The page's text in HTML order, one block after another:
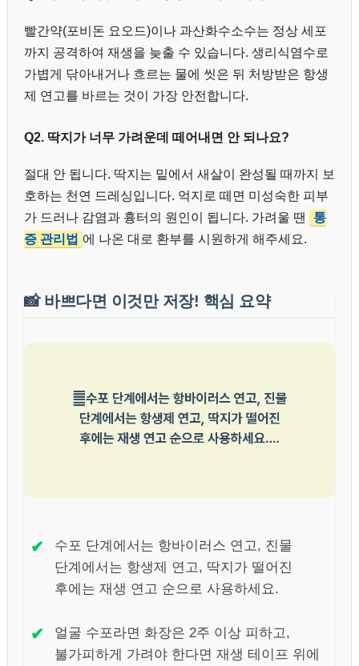
빨간약(포비돈 요오드)이나 과산화수소수는 정상 세포
까지 공격하여 재생을 늦출 수 있습니다. 생리식염수로
가볍게 닦아내거나 흐르는 물에 씻은 뒤 처방받은 항생
제 연고를 바르는 것이 가장 안전합니다.
Q2. 딱지가 너무 가려운데 떼어내면 안 되나요?
절대 안 됩니다. 딱지는 밑에서 새살이 완성될 때까지 보
호하는 천연 드레싱입니다. 억지로 떼면 미성숙한 피부
가 드러나 감염과 흉터의 원인이 됩니다. 가려울 땐
통
증 관리법 에 나온 대로 환부를 시원하게 해주세요.
📸 바쁘다면 이것만 저장! 핵심 요약
✔
수포 단계에서는 항바이러스 연고, 진물
단계에서는 항생제 연고, 딱지가 떨어진
후에는 재생 연고 순으로 사용하세요.
✔
얼굴 수포라면 화장은 2주 이상 피하고,
불가피하게 가려야 한다면 재생 테이프 위에